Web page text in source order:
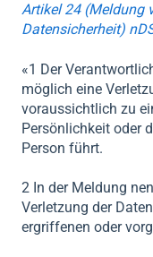
Artikel 24 (Meldung
Datensicherheit)
«1 Der
möglich eine
voraussichtlich zu
Persönlichkeit oder
Person führt.
2 In der Meldung
Verletzung der
ergriffenen oder